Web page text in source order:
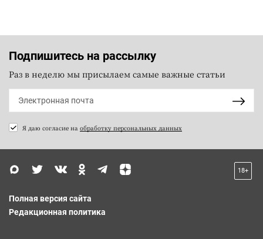
Подпишитесь на рассылку
Раз в неделю мы присылаем самые важные статьи
Я даю согласие на обработку персональных данных
18+
Полная версия сайта
Редакционная политика